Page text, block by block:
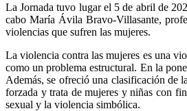
La Jornada tuvo lugar el 5 de abril de
cabo María Ávila Bravo-Villasante,
violencias que sufren las mujeres.
La violencia contra las mujeres es una
como un problema estructural. En la
Además, se ofreció una clasificación de
forzada y trata de mujeres y niñas con
sexual y la violencia simbólica.